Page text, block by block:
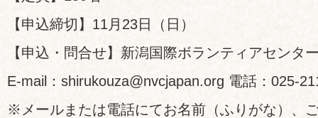
【申込締切】11月23日（日）
【申込・問合せ】新潟国際ボランティアセンタ
E-mail：shirukouza@nvcjapan.org 電話：025-
※メールまたは電話にてお名前（ふりがな）、